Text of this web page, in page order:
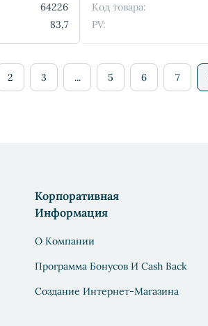
64226
83,7
Код товара:
PV:
2 3 ... 5 6 7
Корпоративная
Информация
О Компании
Программа Бонусов И Cash Back
Создание Интернет-Магазина